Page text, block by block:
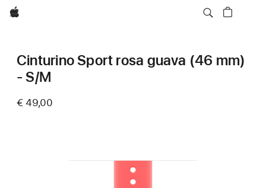
Apple
Cinturino Sport rosa guava (46 mm)
- S/M
€ 49,00